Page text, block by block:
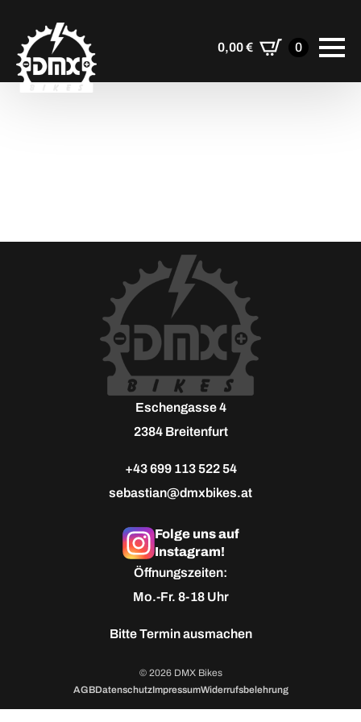
0,00€ 0
Eschengasse 4
2384 Breitenfurt
+43 699 113 522 54
sebastian@dmxbikes.at
Folge uns auf
Instagram!
Öffnungszeiten:
Mo.-Fr. 8-18 Uhr
BitteTermin ausmachen
© 2026 DMX Bikes
AGBDatenschutzImpressumWiderrufsbelehrung